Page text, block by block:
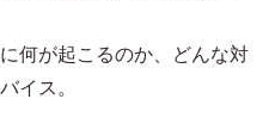
何が起こるのか、どんな対
イス。